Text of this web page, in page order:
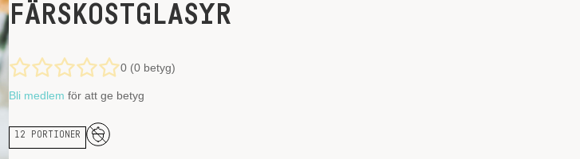
FÄRSKOSTGLASYR
0 (0 betyg)
Bli medlem för att ge betyg
12 PORTIONER